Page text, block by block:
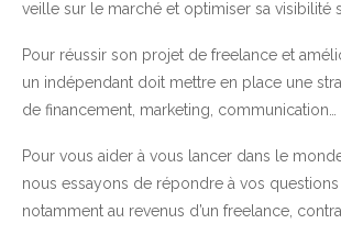
veille sur le marché et optimiser sa visibilité
Pour réussir son projet de freelance et
un indépendant doit mettre en place une
de financement, marketing, communication…
Pour vous aider à vous lancer dans le
nous essayons de répondre à vos
notamment au revenus d’un freelance,